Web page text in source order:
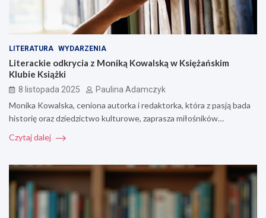
LITERATURA WYDARZENIA
Literackie odkrycia z Moniką Kowalską w Księżańskim
Klubie Książki
8 listopada 2025 Paulina Adamczyk
Monika Kowalska, ceniona autorka i redaktorka, która z pasją bada
historię oraz dziedzictwo kulturowe, zaprasza miłośników…
Czytaj dalej